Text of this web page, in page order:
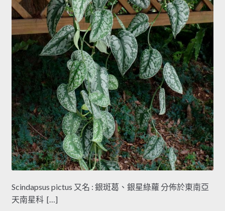
Scindapsus pictus 又名 : 銀斑葛、銀星綠蘿​ 分佈於東南亞
天南星科 […]